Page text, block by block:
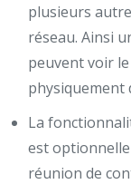
plusieurs
réseau. Ainsi
peuvent voir
physiquement
La
est
réunion de